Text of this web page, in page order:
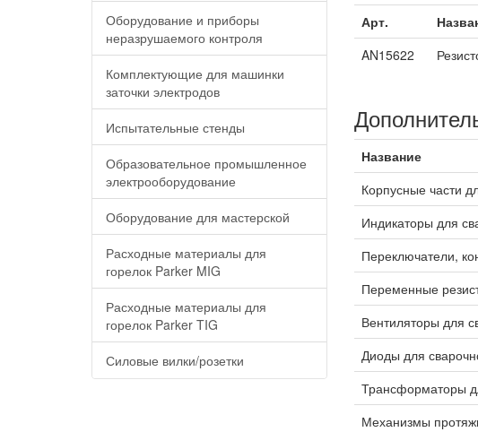
Оборудование и приборы
неразрушаемого контроля
Комплектующие для машинки
заточки электродов
Испытательные стенды
Образовательное промышленное
электрооборудование
Оборудование для мастерской
Расходные материалы для
горелок Parker MIG
Расходные материалы для
горелок Parker TIG
Силовые вилки/розетки
Арт.
AN15622
Название
Корпусные части
Индикаторы для
Переключатели,
Переменные
Вентиляторы для
Диоды для
Трансформаторы
Механизмы